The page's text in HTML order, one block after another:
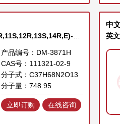
英文名称：(3R,4S,5S,6R,7R,9R,11S,12R,13S,14R,E)-6-(((2S,3R,4S,6R)-4-(dimethylamino)-3-hydroxy-6-methyltetrahydro-2H-pyran-2-yl)oxy)-14-ethyl-7,12,13-trihydroxy-
产品编号：DM-3871H
CAS号：111321-02-9
分子式：C37H68N2O13
分子量：748.95
立即订购 在线咨询
中
英